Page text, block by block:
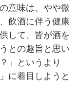
意味は、やや微
飲酒に伴う健康
して、皆が酒を
との趣旨と思い
」というより
に着目しようと